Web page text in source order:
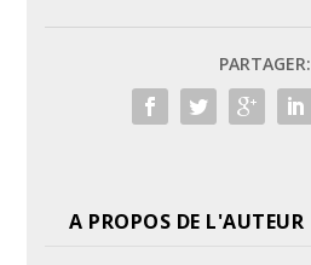
PARTAGER:
A PROPOS DE L'AUTEUR